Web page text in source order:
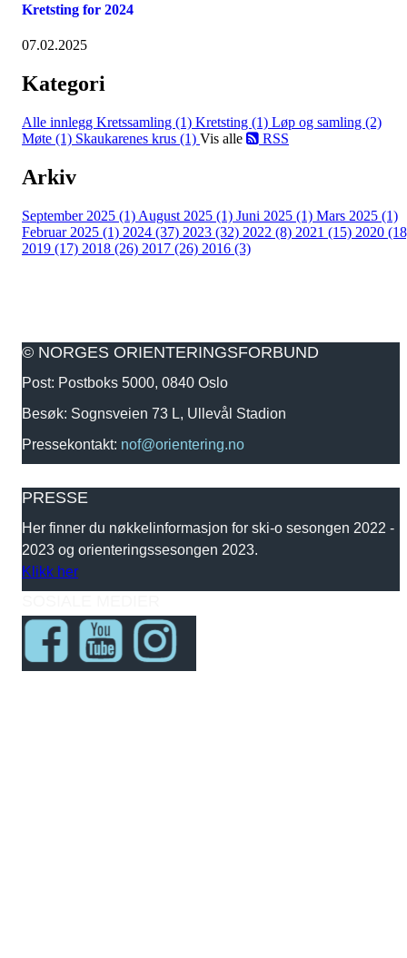
Kretsting for 2024
07.02.2025
Kategori
Alle innlegg Kretssamling (1) Kretsting (1) Løp og samling (2)
Møte (1) Skaukarenes krus (1) Vis alle RSS
Arkiv
September 2025 (1) August 2025 (1) Juni 2025 (1) Mars 2025 (1)
Februar 2025 (1) 2024 (37) 2023 (32) 2022 (8) 2021 (15) 2020
2019 (17) 2018 (26) 2017 (26) 2016 (3)
© NORGES ORIENTERINGSFORBUND
Post: Postboks 5000, 0840 Oslo
Besøk: Sognsveien 73 L, Ullevål Stadion
Pressekontakt: nof@orientering.no
PRESSE
Her finner du nøkkelinformasjon for ski-o sesongen 2022 -
2023 og orienteringssesongen 2023.
Klikk her